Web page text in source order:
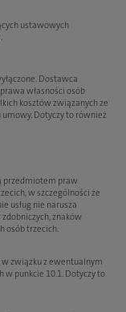
ustawowych
Dostawca
własności osób
kosztów związanych ze
Dotyczy to również
przedmiotem praw
w szczególności że
usług nie narusza
znaków
osób trzecich.
związku z ewentualnym
punkcie 10.1. Dotyczy to